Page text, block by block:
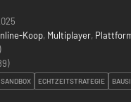
Koop, Multiplayer,
)
SANDBOX ECHTZEITSTRATEGIE